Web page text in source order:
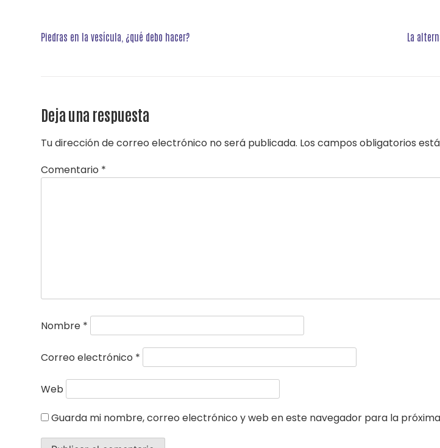
Navegación
Piedras en la vesícula, ¿qué debo hacer? La
Deja una respuesta
Tu dirección de correo electrónico no será publicada. Los campos obligatorios
Comentario *
Nombre *
Correo electrónico *
Web
Guarda mi nombre, correo electrónico y web en este navegador para la